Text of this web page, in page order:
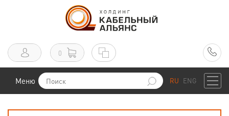
0
Меню RU ENG